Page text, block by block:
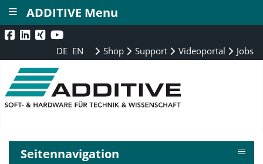
DE EN Shop Support Videoportal Jobs
Seitennavigation ≡
ADDITIVE Menu
≡